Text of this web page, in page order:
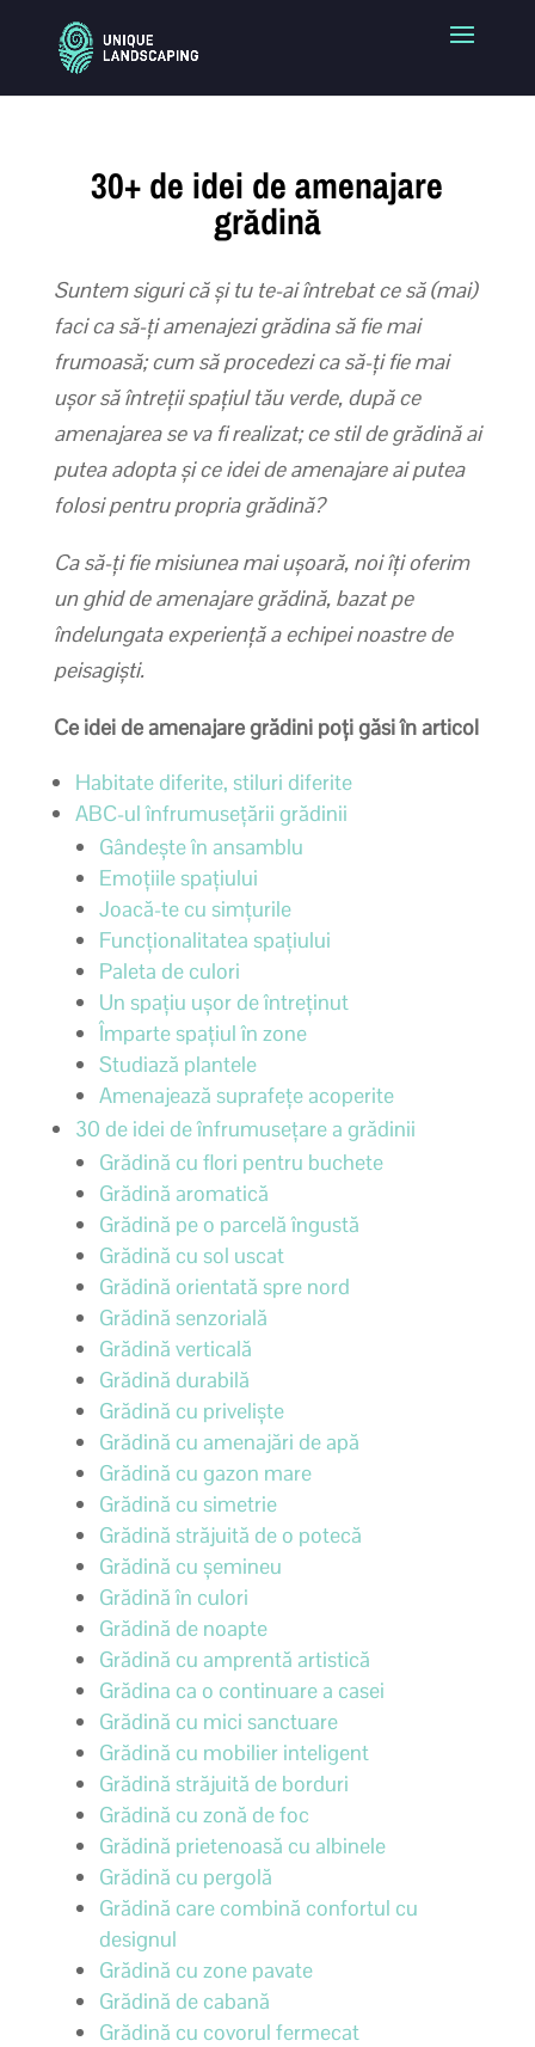
30+ de idei de amenajare
grădină
Suntem siguri că și tu te-ai întrebat ce să (mai)
faci ca să-ți amenajezi grădina să fie mai
frumoasă; cum să procedezi ca să-ți fie mai
ușor să întreții spațiul tău verde, după ce
amenajarea se va fi realizat; ce stil de grădină ai
putea adopta și ce idei de amenajare ai putea
folosi pentru propria grădină?
Ca să-ți fie misiunea mai ușoară, noi îți oferim
un ghid de amenajare grădină, bazat pe
îndelungata experiență a echipei noastre de
peisagiști.
Ce idei de amenajare grădini poți găsi în articol
Habitate diferite, stiluri diferite
ABC-ul înfrumusețării grădinii
Gândește în ansamblu
Emoțiile spațiului
Joacă-te cu simțurile
Funcționalitatea spațiului
Paleta de culori
Un spațiu ușor de întreținut
Împarte spațiul în zone
Studiază plantele
Amenajează suprafețe acoperite
30 de idei de înfrumusețare a grădinii
Grădină cu flori pentru buchete
Grădină aromatică
Grădină pe o parcelă îngustă
Grădină cu sol uscat
Grădină orientată spre nord
Grădină senzorială
Grădină verticală
Grădină durabilă
Grădină cu priveliște
Grădină cu amenajări de apă
Grădină cu gazon mare
Grădină cu simetrie
Grădină străjuită de o potecă
Grădină cu șemineu
Grădină în culori
Grădină de noapte
Grădină cu amprentă artistică
Grădina ca o continuare a casei
Grădină cu mici sanctuare
Grădină cu mobilier inteligent
Grădină străjuită de borduri
Grădină cu zonă de foc
Grădină prietenoasă cu albinele
Grădină cu pergolă
Grădină care combină confortul cu
designul
Grădină cu zone pavate
Grădină de cabană
Grădină cu covorul fermecat